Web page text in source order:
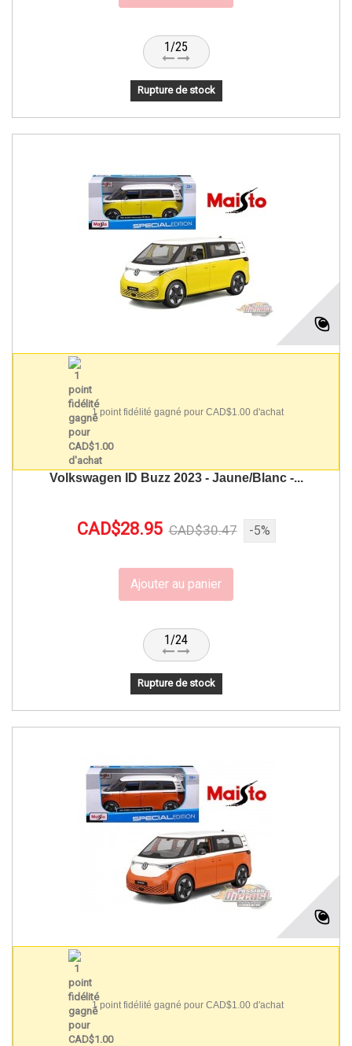
1/25
Rupture de stock
1 point fidélité gagné pour CAD$1.00 d'achat
Volkswagen ID Buzz 2023 - Jaune/Blanc -...
CAD$28.95 CAD$30.47 -5%
Ajouter au panier
1/24
Rupture de stock
1 point fidélité gagné pour CAD$1.00 d'achat